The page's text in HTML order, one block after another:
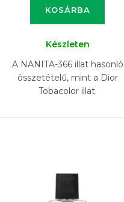
KOSÁRBA
Készleten
A NANITA-366 illat hasonló
összetételű, mint a Dior
Tobacolor illat.